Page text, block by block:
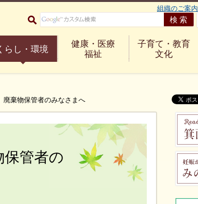
組織のご案内
らし・環境
健康・医療
福祉
子育て・教育
文化
廃棄物保管者のみなさまへ
管者の